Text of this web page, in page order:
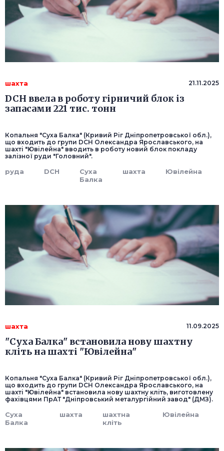
шахта 21.11.2025
DCH ввела в роботу гірничий блок із
запасами 221 тис. тонн
Копальня "Суха Балка" (Кривий Ріг Дніпропетровської обл.),
що входить до групи DCH Олександра Ярославського, на
шахті "Ювілейна" вводить в роботу новий блок покладу
залізної руди "Головний".
руда DCH
Суха
Балка
шахта Ювілейна
шахта 11.09.2025
"Суха Балка" встановила нову шахтну
кліть на шахті "Ювілейна"
Копальня "Суха Балка" (Кривий Ріг Дніпропетровської обл.),
що входить до групи DCH Олександра Ярославського, на
шахті "Ювілейна" встановила нову шахтну кліть, виготовлену
фахівцями ПрАТ "Дніпровський металургійний завод" (ДМЗ).
Суха
Балка
шахта
шахтна
кліть
Ювілейна